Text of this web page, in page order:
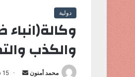
دولية
وكالة(انباء
والكذب
محمد أمنون 15 فبراير 2023